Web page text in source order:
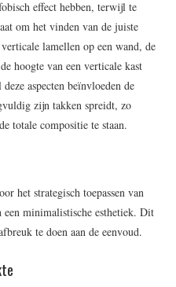
effect hebben, terwijl te
om het vinden van de juiste
lamellen op een wand, de
hoogte van een verticale kast
aspecten beïnvloeden de
zijn takken spreidt, zo
totale compositie te staan.
het strategisch toepassen van
minimalistische esthetiek. Dit
te doen aan de eenvoud.